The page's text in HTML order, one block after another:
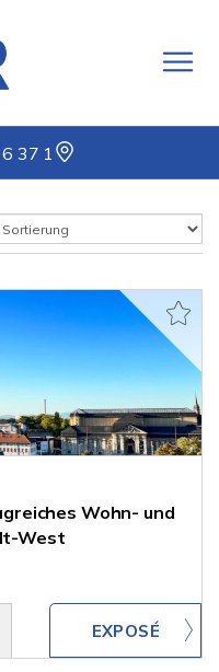
37 1
Wohn- und
West